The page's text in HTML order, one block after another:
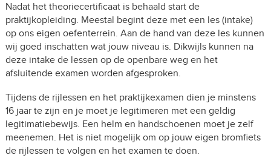
Nadat het theoriecertificaat is behaald start de
praktijkopleiding. Meestal begint deze met een les (intake)
op ons eigen oefenterrein. Aan de hand van deze les kunnen
wij goed inschatten wat jouw niveau is. Dikwijls kunnen na
deze intake de lessen op de openbare weg en het
afsluitende examen worden afgesproken.
Tijdens de rijlessen en het praktijkexamen dien je minstens
16 jaar te zijn en je moet je legitimeren met een geldig
legitimatiebewijs. Een helm en handschoenen moet je zelf
meenemen. Het is niet mogelijk om op jouw eigen bromfiets
de rijlessen te volgen en het examen te doen.